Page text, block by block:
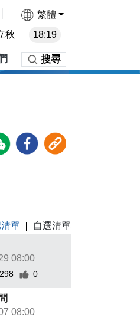
繁體
秋 18:19
搜尋
單
自選清單
08:00
298 0
08:00